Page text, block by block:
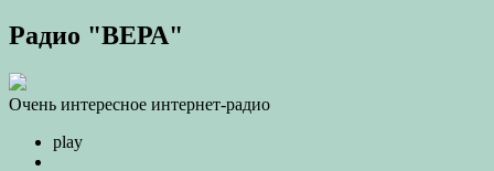
Радио "ВЕРА"
Очень интересное интернет-радио
play